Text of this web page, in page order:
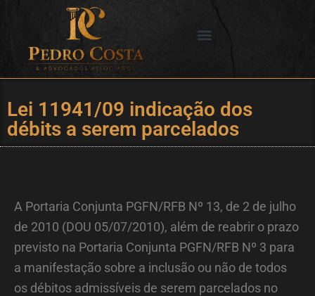
conteúdo
Lei 11941/09 indicação dos
débits a serem parcelados
A Portaria Conjunta PGFN/RFB Nº 13, de 2 de julho
de 2010 (DOU 05/07/2010), além de reabrir o prazo
previsto na Portaria Conjunta PGFN/RFB Nº 3 para
a manifestação sobre a inclusão ou não de todos
os débitos admissíveis de serem parcelados no